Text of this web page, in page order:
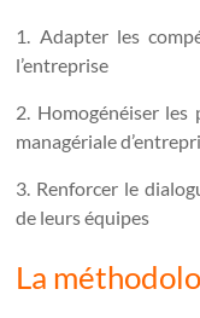
1. Adapter les
l’entreprise
2. Homogénéiser
managériale
3. Renforcer le
de leurs équipes
La